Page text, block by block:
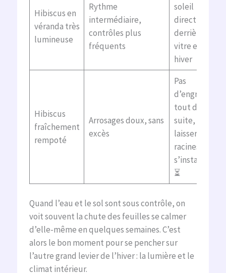
Hibiscus en
véranda très
lumineuse
Rythme
intermédiaire,
contrôles plus
fréquents
soleil
direct
derrière la
vitre en
hiver
Hibiscus
fraîchement
rempoté
Arrosages doux, sans
excès
Pas
d’engrais
tout de
suite,
laisser les
racines
s’installer
⏳
Quand l’eau et le sol sont sous contrôle, on
voit souvent la chute des feuilles se calmer
d’elle-même en quelques semaines. C’est
alors le bon moment pour se pencher sur
l’autre grand levier de l’hiver : la lumière et le
climat intérieur.